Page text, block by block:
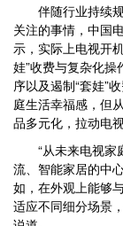
伴随行业持续规
关注的事情，中国
示，实际上电视开
娃”收费与复杂化
序以及遏制“套娃”
庭生活幸福感，但
品多元化，拉动电
“从未来电视家
流、智能家居的中
如，在外观上能够
适应不同细分场景